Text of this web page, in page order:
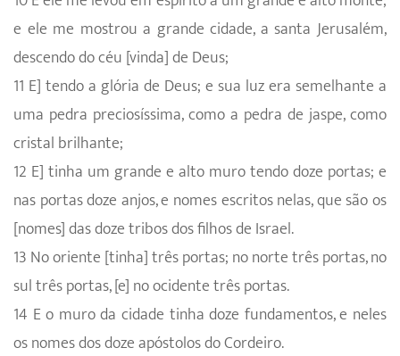
e ele me mostrou a grande cidade, a santa Jerusalém,
descendo do céu [vinda] de Deus;
11 E] tendo a glória de Deus; e sua luz era semelhante a
uma pedra preciosíssima, como a pedra de jaspe, como
cristal brilhante;
12 E] tinha um grande e alto muro tendo doze portas; e
nas portas doze anjos, e nomes escritos nelas, que são os
[nomes] das doze tribos dos filhos de Israel.
13 No oriente [tinha] três portas; no norte três portas, no
sul três portas, [e] no ocidente três portas.
14 E o muro da cidade tinha doze fundamentos, e neles
os nomes dos doze apóstolos do Cordeiro.